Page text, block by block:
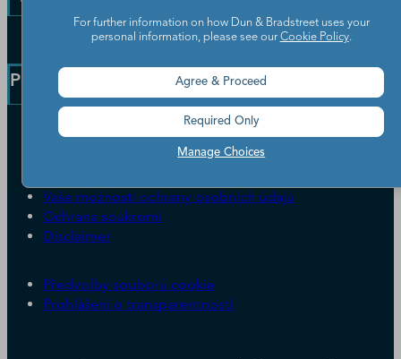
Blog
Eventy
Naše společnost
Worldwide Network
Kariéra
Newsroom
ESG & DEI závazky
Podpora
Všeobecné obchodní podmínky
Vaše možnosti ochrany osobních údajů
Ochrana soukromí
Disclaimer
Předvolby souborů cookie
Prohlášení o transparentnosti
For further information on how Dun & Bradstreet uses your
personal information, please see our Cookie Policy.
Manage Choices
Agree & Proceed
Required Only